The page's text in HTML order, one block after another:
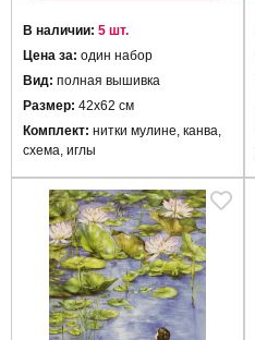
В наличии: 5 шт.
Цена за: один набор
Вид: полная вышивка
Размер: 42х62 см
Комплект: нитки мулине, канва,
схема, иглы